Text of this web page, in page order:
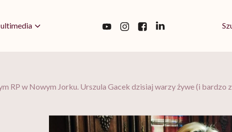
RP w Nowym Jorku. Urszula Gacek dzisiaj warzy żywe (i bardzo